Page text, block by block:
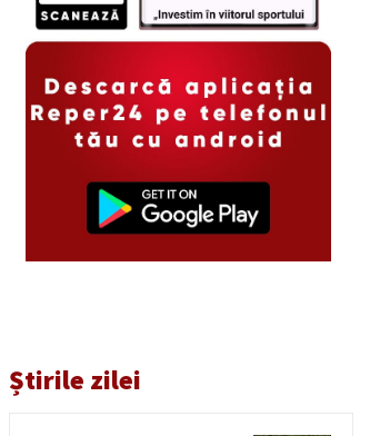
Știrile zilei